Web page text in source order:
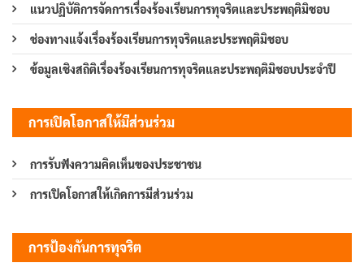
แนวปฏิบัติการจัดการเรื่องร้องเรียนการทุจริตและประพฤติมิชอบ
ช่องทางแจ้งเรื่องร้องเรียนการทุจริตและประพฤติมิชอบ
ข้อมูลเชิงสถิติเรื่องร้องเรียนการทุจริตและประพฤติมิชอบประจำปี
การเปิดโอกาสให้มีส่วนร่วม
การรับฟังความคิดเห็นของประชาชน
การเปิดโอกาสให้เกิดการมีส่วนร่วม
การป้องกันการทุจริต